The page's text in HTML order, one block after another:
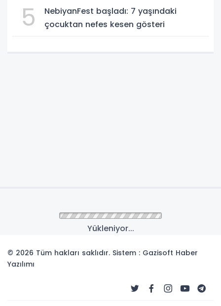
5
NebiyanFest başladı: 7 yaşındaki
çocuktan nefes kesen gösteri
Yükleniyor...
© 2026 Tüm hakları saklıdır. Sistem : Gazisoft Haber
Yazılımı